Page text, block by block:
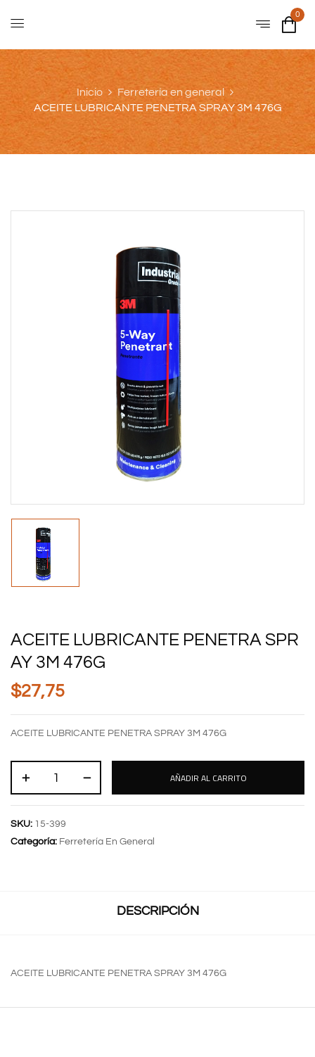
0
Inicio
Ferretería en general
ACEITE LUBRICANTE PENETRA SPRAY 3M 476G
ACEITE LUBRICANTE PENETRA SPR
AY 3M 476G
$27,75
ACEITE LUBRICANTE PENETRA SPRAY 3M 476G
AÑADIR AL CARRITO
SKU: 15-399
Categoría: Ferretería En General
DESCRIPCIÓN
ACEITE LUBRICANTE PENETRA SPRAY 3M 476G